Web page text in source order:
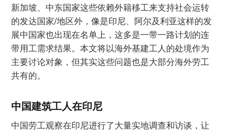
新加坡、中东国家这些依赖外籍移工来支持社会运转
的发达国家/地区外，像是印尼、阿尔及利亚这样的发
展中国家也出现在名单上，这多是一带一路计划的连
带用工需求结果。本文将以海外基建工人的处境作为
主要讨论对象，但其实这些问题也是大部分海外劳工
共有的。
中国建筑工人在印尼
中国劳工观察在印尼进行了大量实地调查和访谈，让